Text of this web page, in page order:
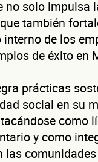
no solo impulsa
también
de los
de éxito en
prácticas
social en su
como
y como
las